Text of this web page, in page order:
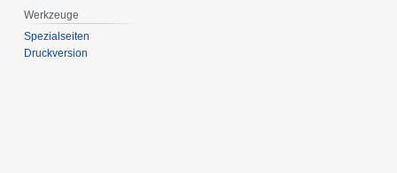
Werkzeuge
Spezialseiten
Druckversion